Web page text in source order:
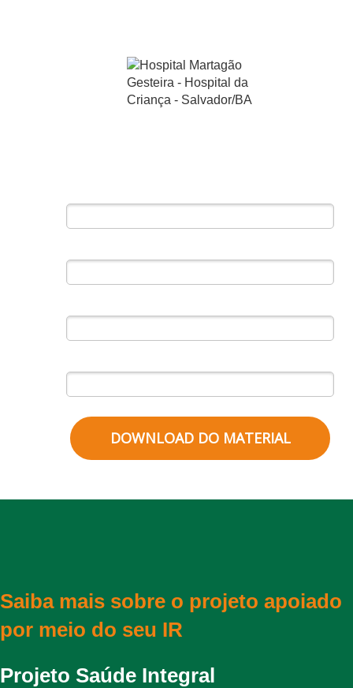
DOWNLOAD DO MATERIAL
Saiba mais sobre o projeto apoiado
por meio do seu IR
Projeto Saúde Integral